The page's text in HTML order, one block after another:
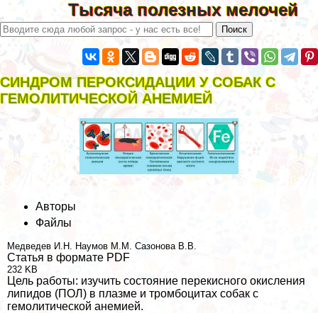
Тысяча полезных мелочей
СИНДРОМ ПЕРОКСИДАЦИИ У СОБАК С
ГЕМОЛИТИЧЕСКОЙ АНЕМИЕЙ
Авторы
Файлы
Медведев И.Н. Наумов М.М. Сазонова В.В.
Статья в формате PDF
232 KB
Цель работы: изучить состояние перекисного окисления
липидов (ПОЛ) в плазме и тромбоцитах собак с
гемолитической анемией.